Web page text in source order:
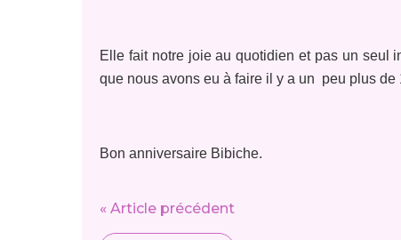
Elle fait notre joie au quotidien et pas un seul
que nous avons eu à faire il y a un peu plus de
Bon anniversaire Bibiche.
« Article précédent